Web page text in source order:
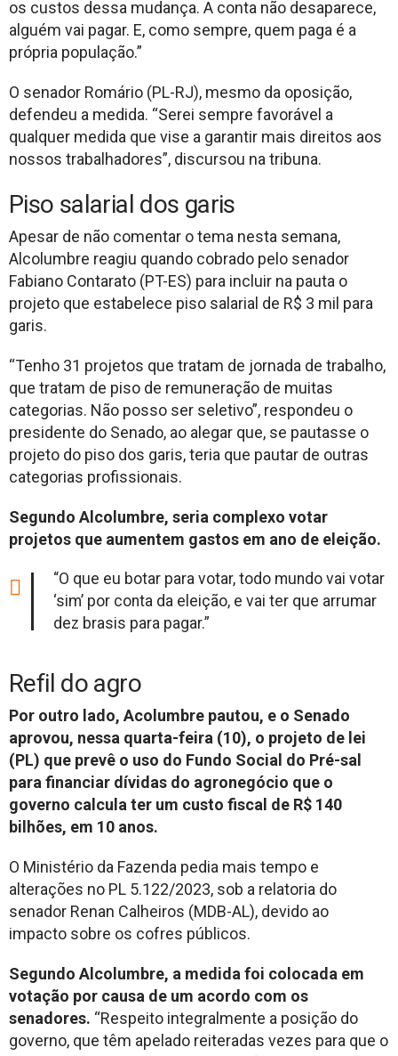
os custos dessa mudança. A conta não desaparece,
alguém vai pagar. E, como sempre, quem paga é a
própria população.”
O senador Romário (PL-RJ), mesmo da oposição,
defendeu a medida. “Serei sempre favorável a
qualquer medida que vise a garantir mais direitos aos
nossos trabalhadores”, discursou na tribuna.
Piso salarial dos garis
Apesar de não comentar o tema nesta semana,
Alcolumbre reagiu quando cobrado pelo senador
Fabiano Contarato (PT-ES) para incluir na pauta o
projeto que estabelece piso salarial de R$ 3 mil para
garis.
“Tenho 31 projetos que tratam de jornada de trabalho,
que tratam de piso de remuneração de muitas
categorias. Não posso ser seletivo”, respondeu o
presidente do Senado, ao alegar que, se pautasse o
projeto do piso dos garis, teria que pautar de outras
categorias profissionais.
Segundo Alcolumbre, seria complexo votar
projetos que aumentem gastos em ano de eleição.
“O que eu botar para votar, todo mundo vai votar
‘sim’ por conta da eleição, e vai ter que arrumar
dez brasis para pagar.”
Refil do agro
Por outro lado, Acolumbre pautou, e o Senado
aprovou, nessa quarta-feira (10), o projeto de lei
(PL) que prevê o uso do Fundo Social do Pré-sal
para financiar dívidas do agronegócio que o
governo calcula ter um custo fiscal de R$ 140
bilhões, em 10 anos.
O Ministério da Fazenda pedia mais tempo e
alterações no PL 5.122/2023, sob a relatoria do
senador Renan Calheiros (MDB-AL), devido ao
impacto sobre os cofres públicos.
Segundo Alcolumbre, a medida foi colocada em
votação por causa de um acordo com os
senadores. “Respeito integralmente a posição do
governo, que têm apelado reiteradas vezes para que o